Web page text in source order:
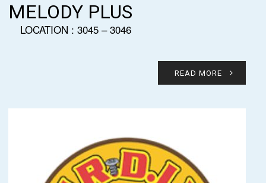
MELODY PLUS
LOCATION : 3045 – 3046
READ MORE